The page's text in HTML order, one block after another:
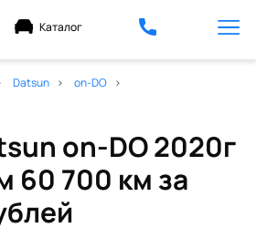
Каталог
Datsun
on-DO
on-DO 2020г
60 700 км за